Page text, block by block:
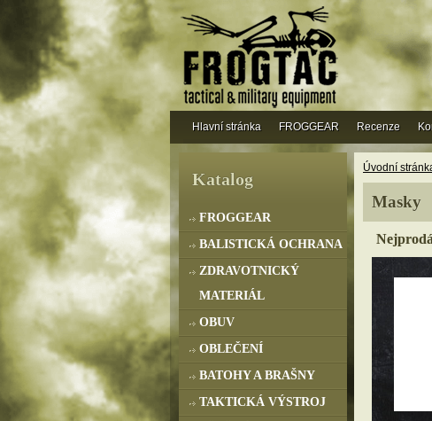
Úvodní
Masky
Katalog
FROGGEAR
BALISTICKÁ OCHRANA
ZDRAVOTNICKÝ
MATERIÁL
OBUV
OBLEČENÍ
BATOHY A BRAŠNY
TAKTICKÁ VÝSTROJ
Hlavní stránka FROGGEAR Recenze